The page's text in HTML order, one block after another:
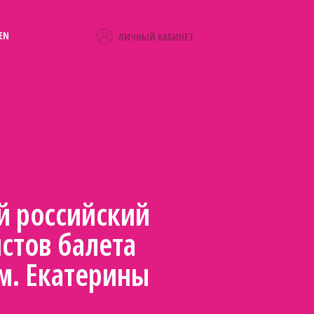
EN ЛИЧНЫЙ КАБИНЕТ
российский
балета
Екатерины